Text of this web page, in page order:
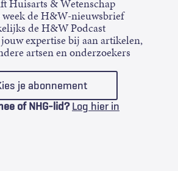
Huisarts & Wetenschap
week de H&W-nieuwsbrief
de H&W Podcast
expertise bij aan artikelen,
artsen en onderzoekers
je abonnement
of NHG-lid? Log hier in